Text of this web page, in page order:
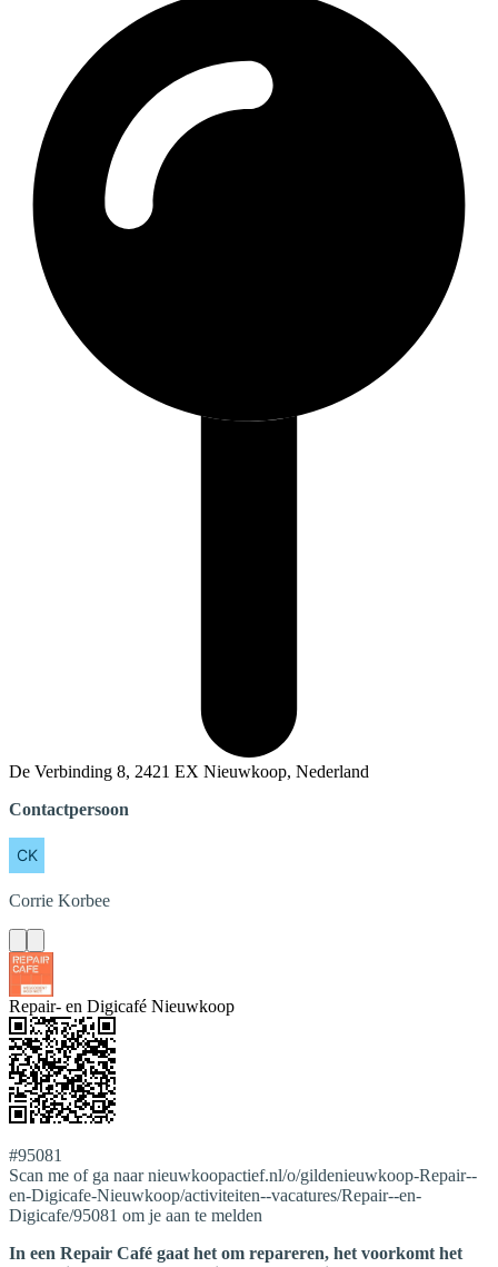
De Verbinding 8, 2421 EX Nieuwkoop, Nederland
Contactpersoon
Corrie Korbee
Repair- en Digicafé Nieuwkoop
#95081
Scan me of ga naar nieuwkoopactief.nl/o/gildenieuwkoop-Repair--
en-Digicafe-Nieuwkoop/activiteiten--vacatures/Repair--en-
Digicafe/95081 om je aan te melden
In een Repair Café gaat het om repareren, het voorkomt het